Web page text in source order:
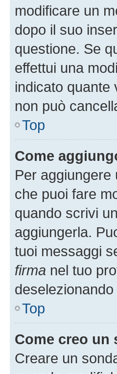
modificare un
dopo il suo
questione. Se
effettui una
indicato quante
non può
Top
Come
Per
che puoi fare
quando scrivi
aggiungerla.
tuoi messaggi
firma nel tuo
Top
Come creo un
Creare un